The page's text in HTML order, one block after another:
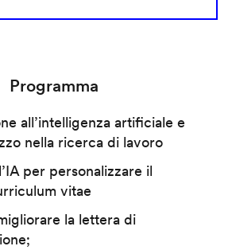
Programma
all’intelligenza artificiale e
nella ricerca di lavoro
per personalizzare il
vitae
la lettera di